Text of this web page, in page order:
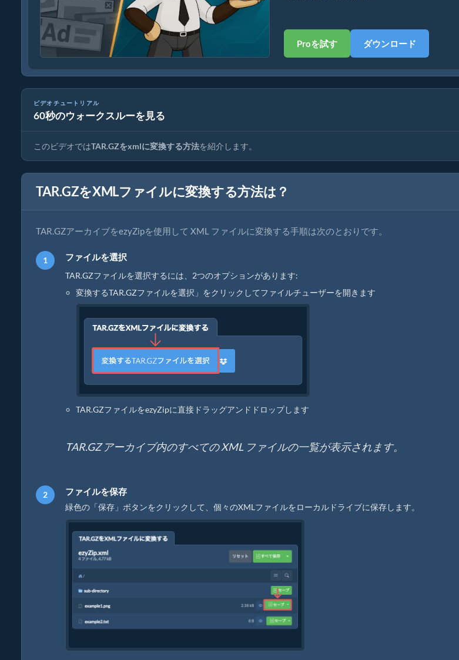
Proを試す ダウンロード
ビデオチュートリアル
60秒のウォークスルーを見る
TAR.GZを元のファイルに変換する方法（簡単ガイド）
このビデオではTAR.GZをxmlに変換する方法を紹介します。
TAR.GZをXMLファイルに変換する方法は？
TAR.GZアーカイブをezyZipを使用して XML ファイルに変換する手順は次のとおりです。
ファイルを選択
TAR.GZファイルを選択するには、2つのオプションがあります:
変換するTAR.GZファイルを選択」をクリックしてファイルチューザーを開きます
TAR.GZファイルをezyZipに直接ドラッグアンドドロップします
TAR.GZ アーカイブ内のすべての XML ファイルの一覧が表示されます。
ファイルを保存
緑色の「保存」ボタンをクリックして、個々のXMLファイルをローカルドライブに保存します。